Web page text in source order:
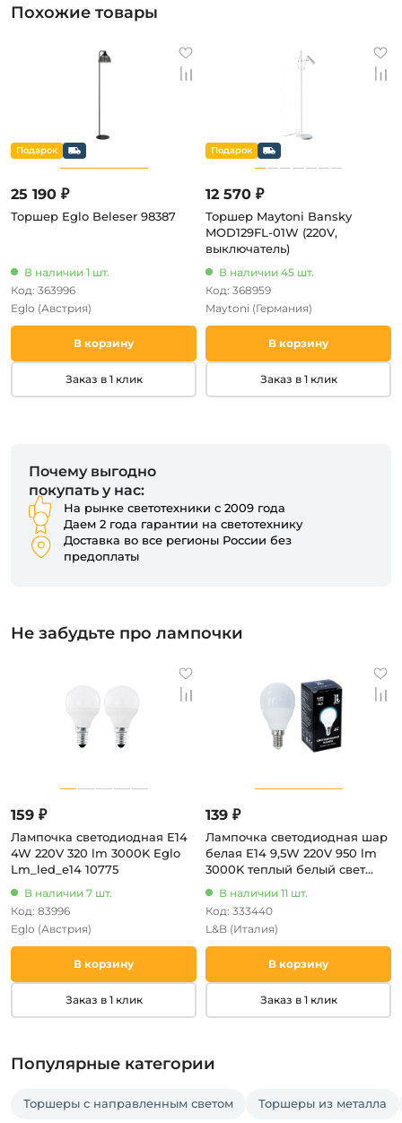
Похожие товары
25 190 ₽
Торшер Eglo Beleser 98387
В наличии 1 шт.
Код: 363996
Eglo (Австрия)
В корзину
Заказ в 1 клик
12 570 ₽
Торшер Maytoni Bansky
MOD129FL-01W (220V,
выключатель)
В наличии 45 шт.
Код: 368959
Maytoni (Германия)
В корзину
Заказ в 1 клик
Почему выгодно
покупать у нас:
На рынке светотехники с 2009 года
Даем 2 года гарантии на светотехнику
Доставка во все регионы России без
предоплаты
Не забудьте про лампочки
159 ₽
Лампочка светодиодная E14
4W 220V 320 lm 3000K Eglo
Lm_led_e14 10775
В наличии 7 шт.
Код: 83996
Eglo (Австрия)
В корзину
Заказ в 1 клик
139 ₽
Лампочка светодиодная шар
белая E14 9,5W 220V 950 lm
3000K теплый белый свет
В наличии 11 шт.
Код: 333440
L&B (Италия)
В корзину
Заказ в 1 клик
Популярные категории
Торшеры с направленным светом Торшеры из металла